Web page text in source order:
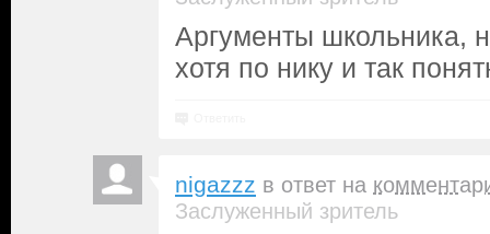
Аргументы школьника,
хотя по нику и так
nigazzz в ответ на
Заслуженный зритель